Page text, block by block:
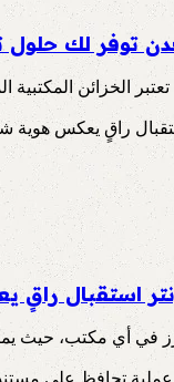
توفر لك حلول
الخزائن
استقبال
في أي مكتب، حيث